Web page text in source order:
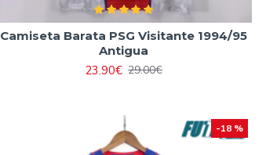
Camiseta Barata PSG Visitante 1994/95
Antigua
23.90€ 29.00€
-18 %